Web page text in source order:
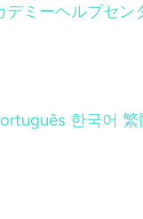
デミーヘルプセン
한국어 繁